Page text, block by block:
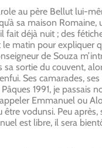
au père Bellut lui-
sa maison Romaine,
déjà nuit ; des
matin pour expliquer
de Souza
sa sortie du couvent,
Ses camarades,
1991, je passais
Emmanuel ou
être vodunsi. Peu
est libre, il sera